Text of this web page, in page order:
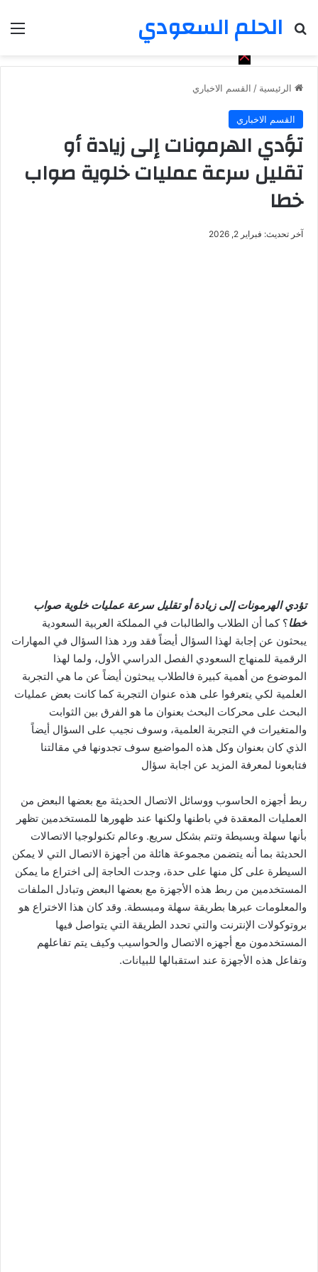
الحلم السعودي
بحث عن
الرئيسية / القسم الاخباري
القسم الاخباري
تؤدي الهرمونات إلى زيادة أو
تقليل سرعة عمليات خلوية صواب
خطا
آخر تحديث: فبراير 2, 2026
تؤدي الهرمونات إلى زيادة أو تقليل سرعة عمليات خلوية صواب
خطا؟ كما أن الطلاب والطالبات في المملكة العربية السعودية
يبحثون عن إجابة لهذا السؤال أيضاً فقد ورد هذا السؤال في المهارات
الرقمية للمنهاج السعودي الفصل الدراسي الأول، ولما لهذا
الموضوع من أهمية كبيرة فالطلاب يبحثون أيضاً عن ما هي التجربة
العلمية لكي يتعرفوا على هذه عنوان التجربة كما كانت بعض عمليات
البحث على محركات البحث بعنوان ما هو الفرق بين الثوابت
والمتغيرات في التجربة العلمية، وسوف نجيب على السؤال أيضاً
الذي كان بعنوان وكل هذه المواضيع سوف تجدونها في مقالتنا
فتابعونا لمعرفة المزيد عن اجابة سؤال
ربط أجهزه الحاسوب ووسائل الاتصال الحديثة مع بعضها البعض من
العمليات المعقدة في باطنها ولكنها عند ظهورها للمستخدمين تظهر
بأنها سهلة وبسيطة وتتم بشكل سريع. وعالم تكنولوجيا الاتصالات
الحديثة بما أنه يتضمن مجموعة هائلة من أجهزة الاتصال التي لا يمكن
السيطرة على كل منها على حدة، وجدت الحاجة إلى اختراع ما يمكن
المستخدمين من ربط هذه الأجهزة مع بعضها البعض وتبادل الملفات
والمعلومات عبرها بطريقة سهلة ومبسطة. وقد كان هذا الاختراع هو
بروتوكولات الإنترنت والتي تحدد الطريقة التي يتواصل فيها
المستخدمون مع أجهزه الاتصال والحواسيب وكيف يتم تفاعلهم
وتفاعل هذه الأجهزة عند استقبالها للبيانات.